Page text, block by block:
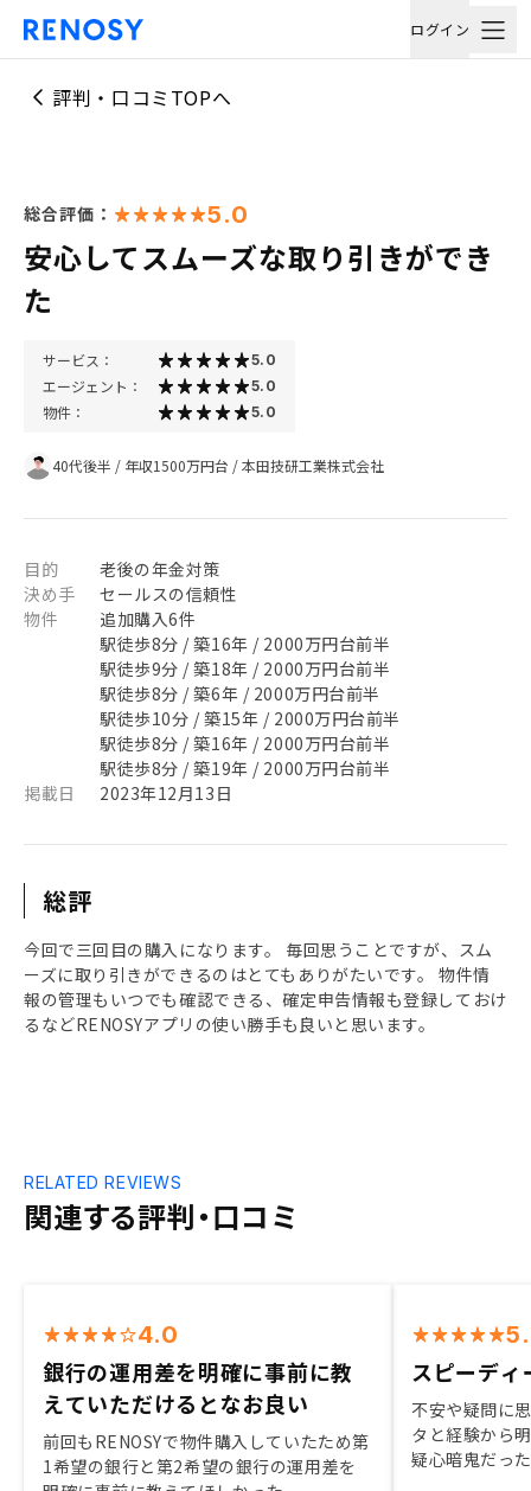
ログイン
評判・口コミTOPへ
総合評価： 5.0
安心してスムーズな取り引きができ
た
サービス： 5.0
エージェント： 5.0
物件： 5.0
40代後半 / 年収1500万円台 /本田技研工業株式会社
目的
老後の年金対策
決め手
セールスの信頼性
物件
追加購入6件
駅徒歩8分 / 築16年 / 2000万円台前半
駅徒歩9分 / 築18年 / 2000万円台前半
駅徒歩8分 / 築6年 / 2000万円台前半
駅徒歩10分 / 築15年 / 2000万円台前半
駅徒歩8分 / 築16年 / 2000万円台前半
駅徒歩8分 / 築19年 / 2000万円台前半
掲載日
2023年12月13日
総評
今回で三回目の購入になります。 毎回思うことですが、スム
ーズに取り引きができるのはとてもありがたいです。 物件情
報の管理もいつでも確認できる、確定申告情報も登録しておけ
るなどRENOSYアプリの使い勝手も良いと思います。
関連する評判・口コミ
RELATED REVIEWS
4.0
銀行の運用差を明確に事前に教
えていただけるとなお良い
前回もRENOSYで物件購入していたため第
1希望の銀行と第2希望の銀行の運用差を
スピーディ
不安や疑問に
タと経験から
疑心暗鬼だっ